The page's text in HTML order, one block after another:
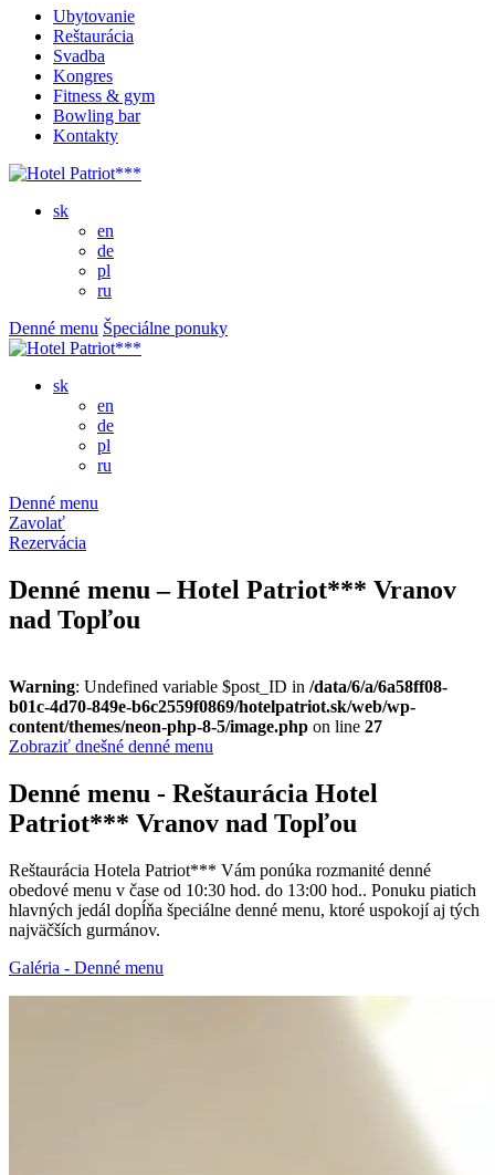
Ubytovanie
Reštaurácia
Svadba
Kongres
Fitness & gym
Bowling bar
Kontakty
sk
en
de
pl
ru
Denné menu Špeciálne ponuky
sk
en
de
pl
ru
Denné menu
Zavolať
Rezervácia
Denné menu – Hotel Patriot*** Vranov
nad Topľou
Warning: Undefined variable $post_ID in /data/6/a/6a58ff08-
b01c-4d70-849e-b6c2559f0869/hotelpatriot.sk/web/wp-
content/themes/neon-php-8-5/image.php on line 27
Zobraziť dnešné denné menu
Denné menu - Reštaurácia Hotel
Patriot*** Vranov nad Topľou
Reštaurácia Hotela Patriot*** Vám ponúka rozmanité denné
obedové menu v čase od 10:30 hod. do 13:00 hod.. Ponuku piatich
hlavných jedál dopĺňa špeciálne denné menu, ktoré uspokojí aj tých
najväčších gurmánov.
Galéria - Denné menu